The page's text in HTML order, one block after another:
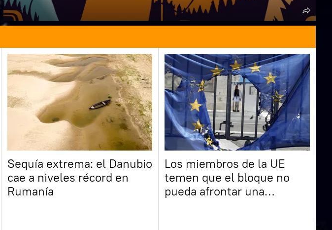
Sequía extrema: el Danubio
cae a niveles récord en
Rumanía
Los miembros de la UE
temen que el bloque no
pueda afrontar una